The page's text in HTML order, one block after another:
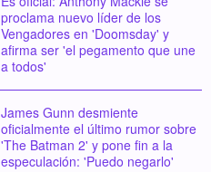
proclama nuevo líder de los
Vengadores en 'Doomsday' y
afirma ser 'el pegamento que une
a todos'
James Gunn desmiente
oficialmente el último rumor sobre
'The Batman 2' y pone fin a la
especulación: 'Puedo negarlo'